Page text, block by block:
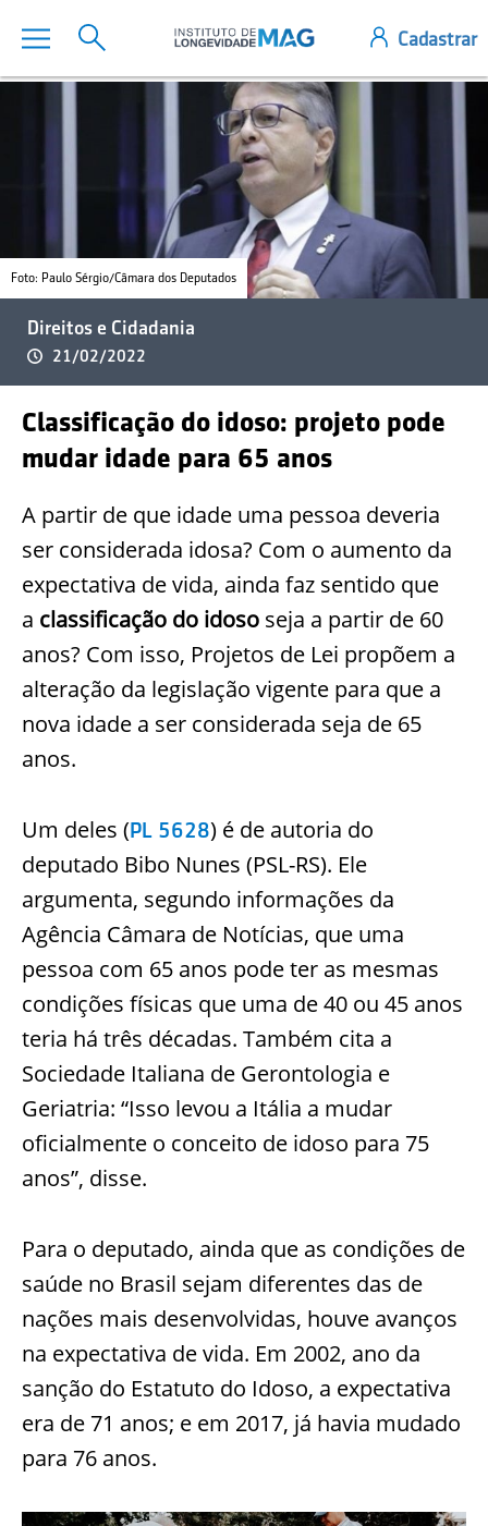
Foto: Paulo Sérgio/Câmara dos Deputados
Direitos e Cidadania
21/02/2022
Classificação do idoso: projeto pode
mudar idade para 65 anos
A partir de que idade uma pessoa deveria
ser considerada idosa? Com o aumento da
expectativa de vida, ainda faz sentido que
a classificação do idoso seja a partir de 60
anos? Com isso, Projetos de Lei propõem a
alteração da legislação vigente para que a
nova idade a ser considerada seja de 65
anos.
Um deles (PL 5628) é de autoria do
deputado Bibo Nunes (PSL-RS). Ele
argumenta, segundo informações da
Agência Câmara de Notícias, que uma
pessoa com 65 anos pode ter as mesmas
condições físicas que uma de 40 ou 45 anos
teria há três décadas. Também cita a
Sociedade Italiana de Gerontologia e
Geriatria: “Isso levou a Itália a mudar
oficialmente o conceito de idoso para 75
anos”, disse.
Para o deputado, ainda que as condições de
saúde no Brasil sejam diferentes das de
nações mais desenvolvidas, houve avanços
na expectativa de vida. Em 2002, ano da
sanção do Estatuto do Idoso, a expectativa
era de 71 anos; e em 2017, já havia mudado
para 76 anos.